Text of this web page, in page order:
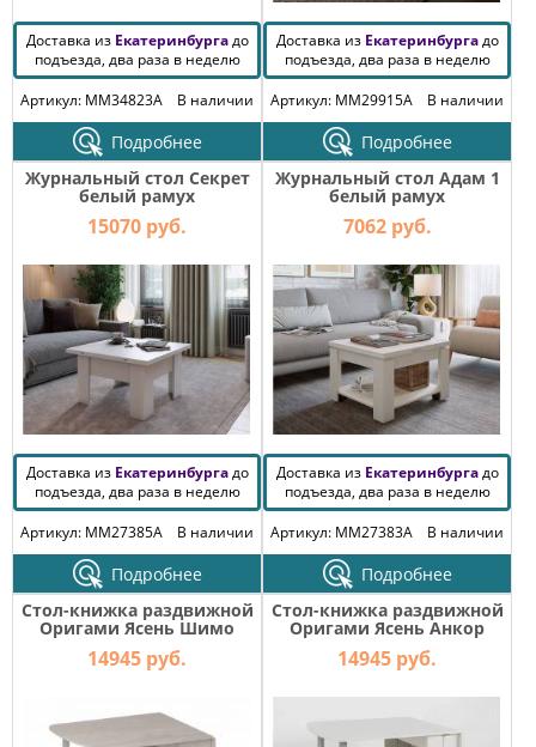
Доставка из Екатеринбургадо
подъезда, два раза в неделю
Артикул: MM34823A
В наличии
Подробнее
Доставка из Екатеринбургадо
подъезда, два раза в неделю
Артикул: MM29915A
В наличии
Подробнее
Журнальный стол Секрет
белый рамух
15070 руб.
Доставка из Екатеринбургадо
подъезда, два раза в неделю
Артикул: MM27385A
В наличии
Подробнее
Журнальный стол Адам 1
белый рамух
7062 руб.
Доставка из Екатеринбургадо
подъезда, два раза в неделю
Артикул: MM27383A
В наличии
Подробнее
Стол-книжка раздвижной
Оригами Ясень Шимо
Светлый
14945 руб.
Стол-книжка раздвижной
Оригами Ясень Анкор
Светлый
14945 руб.